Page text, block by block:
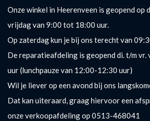
Onze winkel in Heerenveen is geopend op
vrijdag van 9:00 tot 18:00 uur.
Op zaterdag kun je bij ons terecht van
De reparatieafdeling is geopend di. t/m
uur (lunchpauze van 12:00-12:30 uur)
Wil je liever op een avond bij ons
Dat kan uiteraard, graag hiervoor een
onze verkoopafdeling op 0513-468041